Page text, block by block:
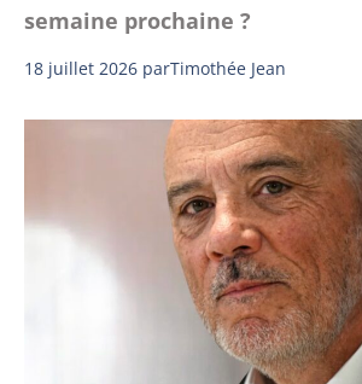
semaine prochaine ?
18 juillet 2026 parTimothée Jean